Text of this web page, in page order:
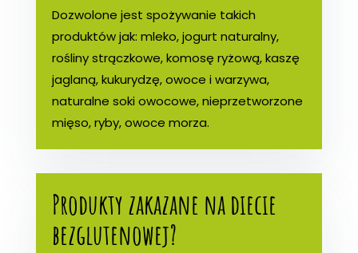
Dozwolone jest spożywanie takich
produktów jak: mleko, jogurt naturalny,
rośliny strączkowe, komosę ryżową, kaszę
jaglaną, kukurydzę, owoce i warzywa,
naturalne soki owocowe, nieprzetworzone
mięso, ryby, owoce morza.
Produkty zakazane na diecie
bezglutenowej?